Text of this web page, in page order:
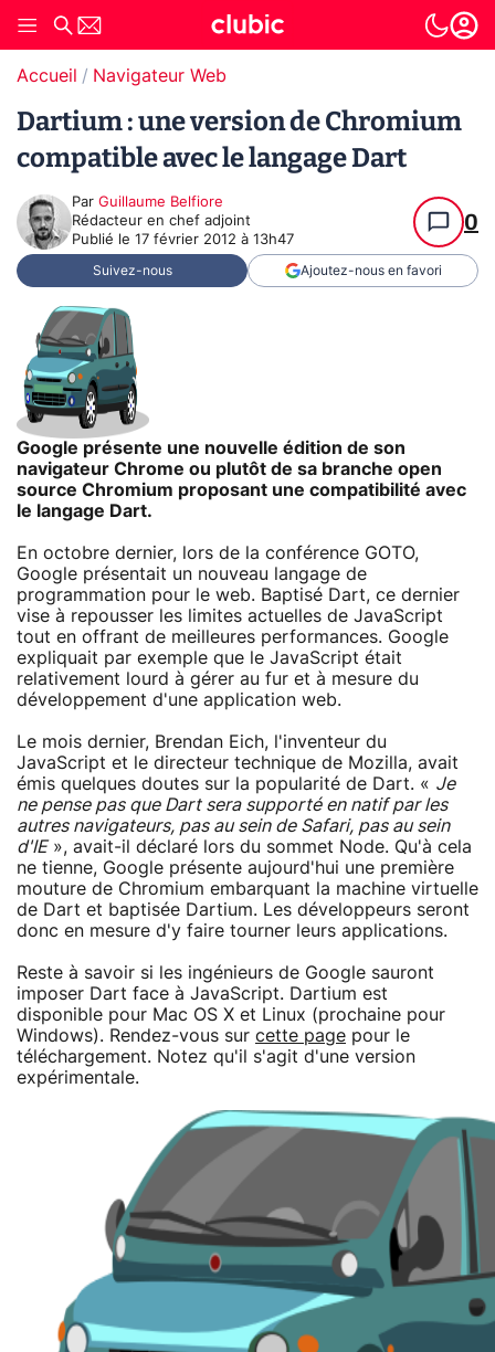
Accueil Navigateur Web
Dartium : une version de Chromium
compatible avec le langage Dart
Par Guillaume Belfiore
Rédacteur en chef adjoint
Publié le 17 février 2012 à 13h47
0
Suivez-nous Ajoutez-nous en favori
Google présente une nouvelle édition de son
navigateur Chrome ou plutôt de sa branche open
source Chromium proposant une compatibilité avec
le langage Dart.
En octobre dernier, lors de la conférence GOTO,
Google présentait un nouveau langage de
programmation pour le web. Baptisé Dart, ce dernier
vise à repousser les limites actuelles de JavaScript
tout en offrant de meilleures performances. Google
expliquait par exemple que le JavaScript était
relativement lourd à gérer au fur et à mesure du
développement d'une application web.
Le mois dernier, Brendan Eich, l'inventeur du
JavaScript et le directeur technique de Mozilla, avait
émis quelques doutes sur la popularité de Dart. « Je
ne pense pas que Dart sera supporté en natif par les
autres navigateurs, pas au sein de Safari, pas au sein
d'IE», avait-il déclaré lors du sommet Node. Qu'à cela
ne tienne, Google présente aujourd'hui une première
mouture de Chromium embarquant la machine virtuelle
de Dart et baptisée Dartium. Les développeurs seront
donc en mesure d'y faire tourner leurs applications.
Reste à savoir si les ingénieurs de Google sauront
imposer Dart face à JavaScript. Dartium est
disponible pour Mac OS X et Linux (prochaine pour
Windows). Rendez-vous sur cette page pour le
téléchargement. Notez qu'il s'agit d'une version
expérimentale.